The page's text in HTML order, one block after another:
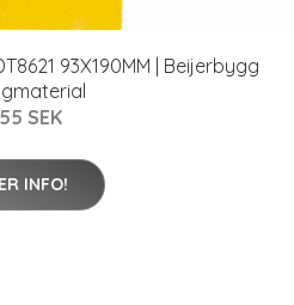
93X190MM | Beijerbygg
SEK
INFO!